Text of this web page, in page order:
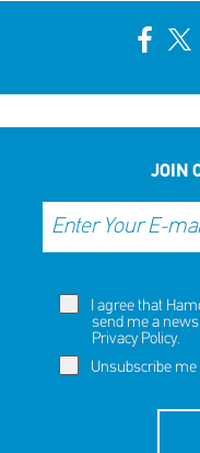
JOIN
I agree that
send me a
Privacy Policy.
Unsubscribe